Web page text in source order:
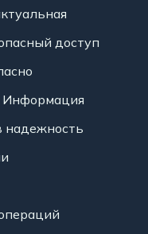
доступ
Информация
надежность